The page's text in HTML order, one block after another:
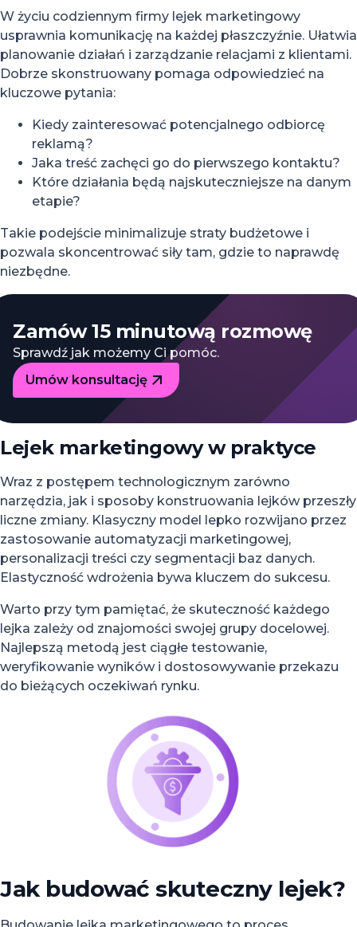
W życiu codziennym firmy lejek marketingowy
usprawnia komunikację na każdej płaszczyźnie. Ułatwia
planowanie działań i zarządzanie relacjami z klientami.
Dobrze skonstruowany pomaga odpowiedzieć na
kluczowe pytania:
Kiedy zainteresować potencjalnego odbiorcę
reklamą?
Jaka treść zachęci go do pierwszego kontaktu?
Które działania będą najskuteczniejsze na danym
etapie?
Takie podejście minimalizuje straty budżetowe i
pozwala skoncentrować siły tam, gdzie to naprawdę
niezbędne.
Zamów 15 minutową rozmowę
Sprawdź jak możemy Ci pomóc.
Umów konsultację
Lejek marketingowy w praktyce
Wraz z postępem technologicznym zarówno
narzędzia, jak i sposoby konstruowania lejków przeszły
liczne zmiany. Klasyczny model lepko rozwijano przez
zastosowanie automatyzacji marketingowej,
personalizacji treści czy segmentacji baz danych.
Elastyczność wdrożenia bywa kluczem do sukcesu.
Warto przy tym pamiętać, że skuteczność każdego
lejka zależy od znajomości swojej grupy docelowej.
Najlepszą metodą jest ciągłe testowanie,
weryfikowanie wyników i dostosowywanie przekazu
do bieżących oczekiwań rynku.
Jak budować skuteczny lejek?